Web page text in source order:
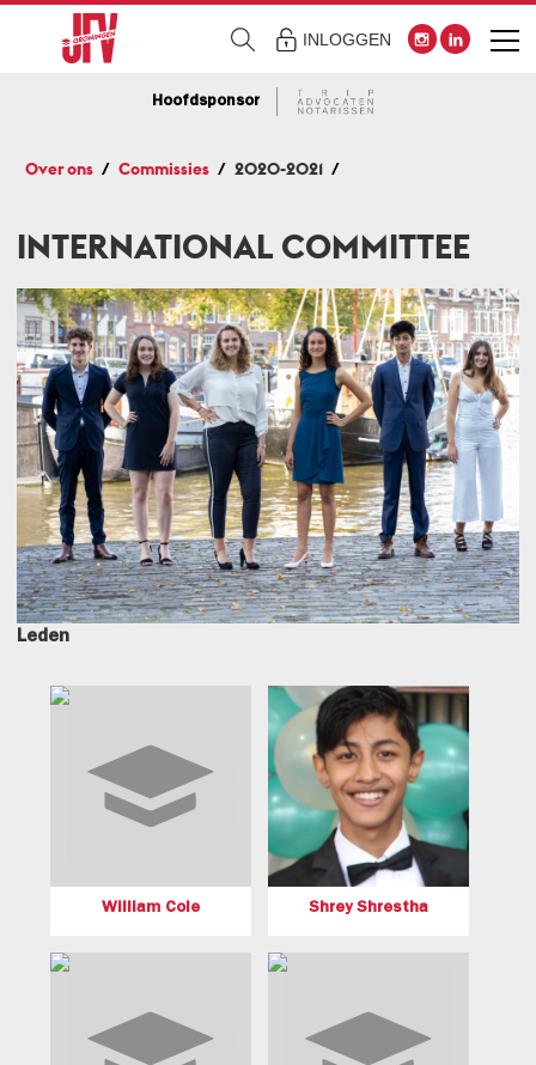
INLOGGEN
Hoofdsponsor
Over ons Commissies 2020-2021
INTERNATIONAL COMMITTEE
Leden
William Cole Shrey Shrestha